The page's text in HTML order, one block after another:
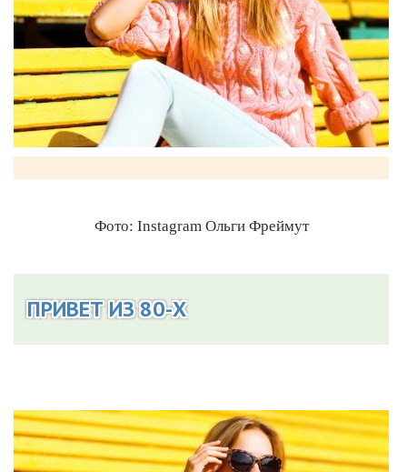
Фото: Instagram Ольги Фреймут
ПРИВЕТ ИЗ 80-Х